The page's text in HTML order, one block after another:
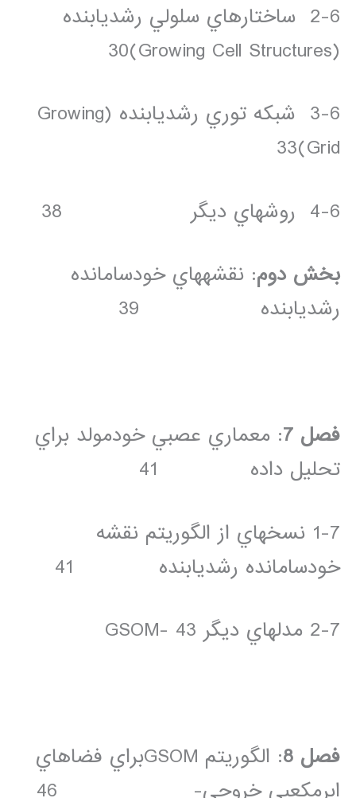
2-6 ساختارهاي سلولي رشديابنده
(Growing Cell Structures)30
3-6 شبکه توري رشديابنده (Growing
Grid)33
4-6 روش­هاي ديگر 38
بخش دوم: نقشه­هاي خودسامانده
رشديابنده 39
فصل 7
: معماري عصبي خودمولد براي
تحليل داده 41
1-7 نسخه­اي از الگوريتم نقشه
خودسامانده رشديابنده 41
2-7 مدل­هاي ديگر GSOM- 43
فصل 8
: الگوريتم GSOMبراي فضاهاي
ابرمکعبي خروجي- 46